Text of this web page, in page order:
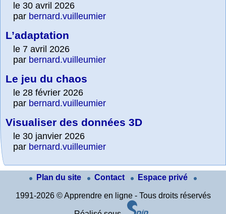
le 30 avril 2026
par bernard.vuilleumier
L’adaptation
le 7 avril 2026
par bernard.vuilleumier
Le jeu du chaos
le 28 février 2026
par bernard.vuilleumier
Visualiser des données 3D
le 30 janvier 2026
par bernard.vuilleumier
Plan du site Contact Espace privé
1991-2026 © Apprendre en ligne - Tous droits réservés